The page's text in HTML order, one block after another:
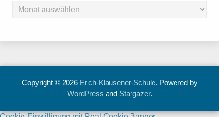
Copyright © 2026 Erich-Klausener-Schule. Powered by
WordPress and Stargazer.